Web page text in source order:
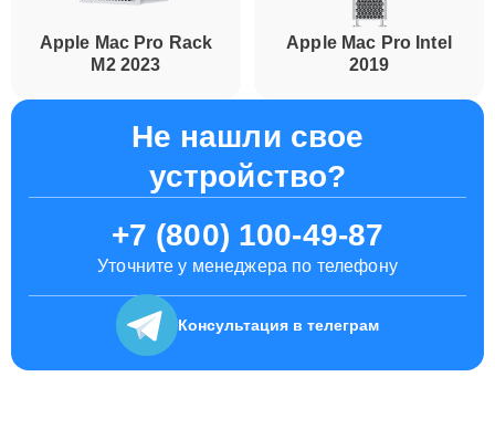
Apple Mac Pro Rack
M2 2023
Apple Mac Pro Intel
2019
Не нашли свое
устройство?
+7 (800) 100-49-87
Уточните у менеджера по телефону
Консультация в телеграм